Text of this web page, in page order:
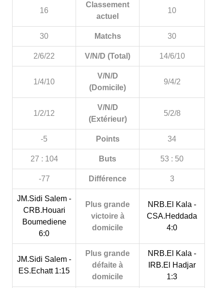
16
Classement
actuel
10
30 Matchs 30
2/6/22 V/N/D (Total) 14/6/10
1/4/10
V/N/D
(Domicile)
9/4/2
1/2/12
V/N/D
(Extérieur)
5/2/8
-5 Points 34
27 : 104 Buts 53 : 50
-77 Différence 3
JM.Sidi Salem -
CRB.Houari
Boumediene
6:0
Plus grande
victoire à
domicile
NRB.El Kala -
CSA.Heddada
4:0
JM.Sidi Salem -
ES.Echatt 1:15
Plus grande
défaite à
domicile
NRB.El Kala -
IRB.El Hadjar
1:3